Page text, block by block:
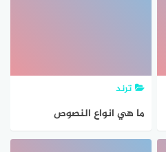
ترند
ما هي انواع النصوص